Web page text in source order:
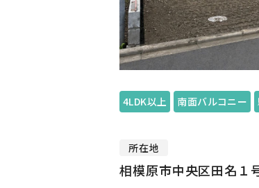
4LDK以上 南面バルコニー
所在地
相模原市中央区田名１